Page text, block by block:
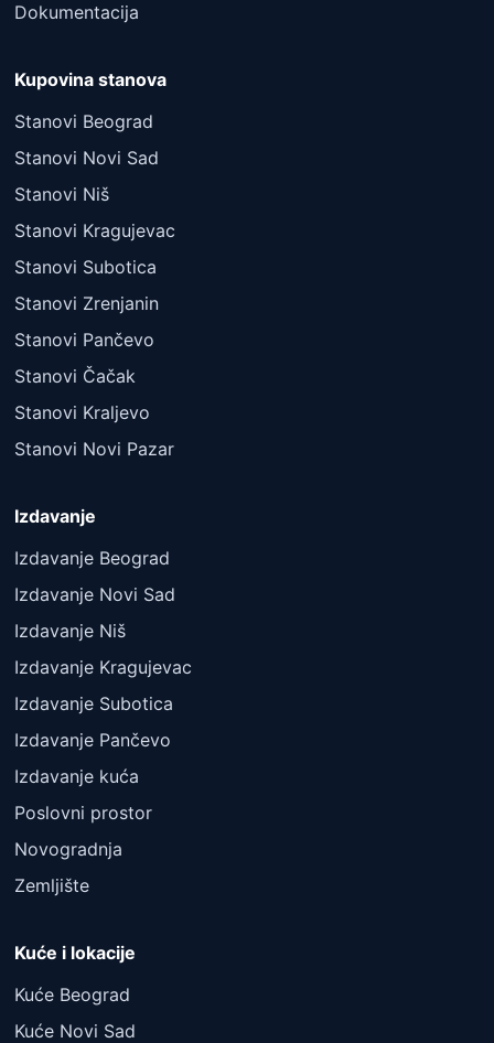
Dokumentacija
Kupovina stanova
Stanovi Beograd
Stanovi Novi Sad
Stanovi Niš
Stanovi Kragujevac
Stanovi Subotica
Stanovi Zrenjanin
Stanovi Pančevo
Stanovi Čačak
Stanovi Kraljevo
Stanovi Novi Pazar
Izdavanje
Izdavanje Beograd
Izdavanje Novi Sad
Izdavanje Niš
Izdavanje Kragujevac
Izdavanje Subotica
Izdavanje Pančevo
Izdavanje kuća
Poslovni prostor
Novogradnja
Zemljište
Kuće i lokacije
Kuće Beograd
Kuće Novi Sad